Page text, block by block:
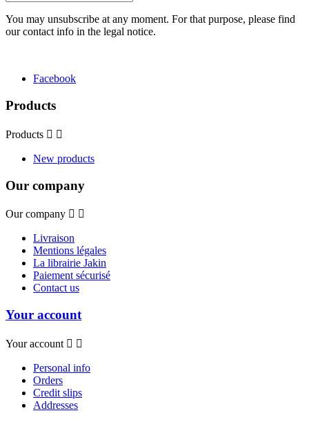
You may unsubscribe at any moment. For that purpose, please find
our contact info in the legal notice.
Facebook
Products
Products  
New products
Our company
Our company  
Livraison
Mentions légales
La librairie Jakin
Paiement sécurisé
Contact us
Your account
Your account  
Personal info
Orders
Credit slips
Addresses